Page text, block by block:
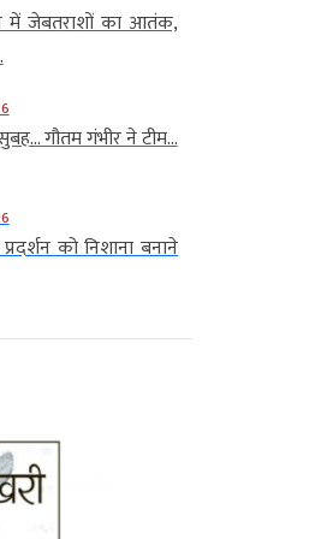
में जेबतराशों का आतंक,
गौतम गंभीर ने टीम...
को निशाना बनाने